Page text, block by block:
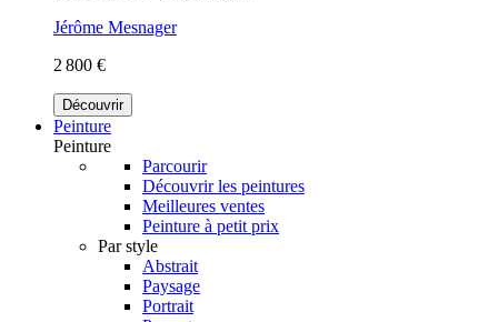
Jérôme Mesnager
2 800 €
Découvrir
Peinture
Peinture
Parcourir
Découvrir les peintures
Meilleures ventes
Peinture à petit prix
Par style
Abstrait
Paysage
Portrait